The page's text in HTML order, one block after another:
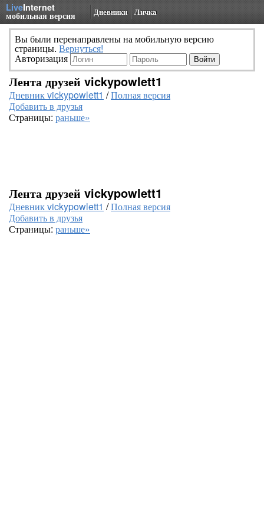
LiveInternet
мобильная версия Дневники Личка
Вы были перенаправлены на мобильную версию
страницы. Вернуться!
Авторизация
Лента друзей vickypowlett1
Дневник vickypowlett1 /Полная версия
Добавить в друзья
Страницы: раньше»
Лента друзей vickypowlett1
Дневник vickypowlett1 /Полная версия
Добавить в друзья
Страницы: раньше»